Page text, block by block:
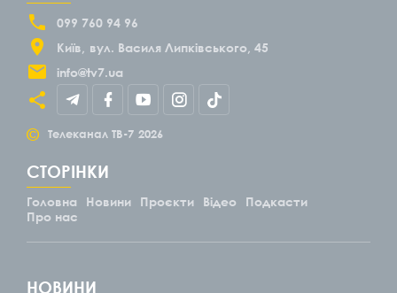
099 760 94 96
Київ
вул. Василя Липківського, 45
info@tv7.ua
© Телеканал ТВ-7 2026
СТОРІНКИ
Головна Новини Проєкти Відео
Подкасти
Про нас
НОВИНИ